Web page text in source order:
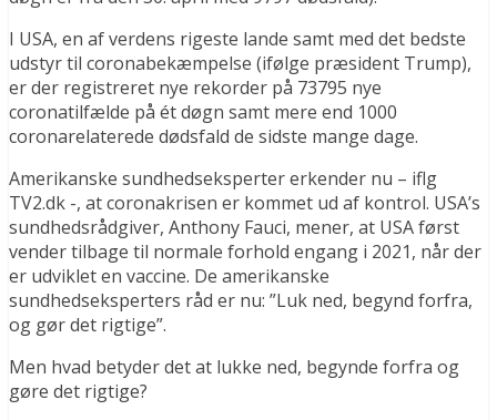
I USA, en af verdens rigeste lande samt med det bedste
udstyr til coronabekæmpelse (ifølge præsident Trump),
er der registreret nye rekorder på 73795 nye
coronatilfælde på ét døgn samt mere end 1000
coronarelaterede dødsfald de sidste mange dage.
Amerikanske sundhedseksperter erkender nu – iflg
TV2.dk -, at coronakrisen er kommet ud af kontrol. USA’s
sundhedsrådgiver, Anthony Fauci, mener, at USA først
vender tilbage til normale forhold engang i 2021, når der
er udviklet en vaccine. De amerikanske
sundhedseksperters råd er nu: ”Luk ned, begynd forfra,
og gør det rigtige”.
Men hvad betyder det at lukke ned, begynde forfra og
gøre det rigtige?